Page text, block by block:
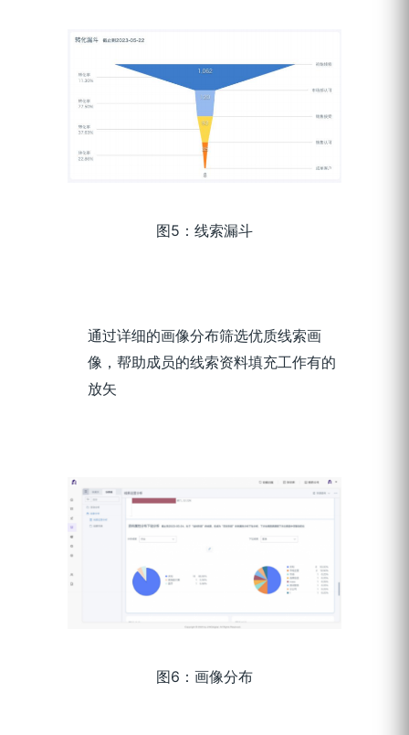
图5：线索漏斗
通过详细的画像分布筛选优质线索画
像，帮助成员的线索资料填充工作有的
放矢
图6：画像分布